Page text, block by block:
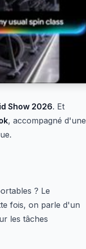
Show 2026. Et
, accompagné d'une
? Le
fois, on parle d'un
les tâches